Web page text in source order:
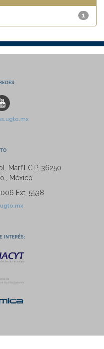
1
Marfil C.P. 36250
México
Ext. 5538
interés: